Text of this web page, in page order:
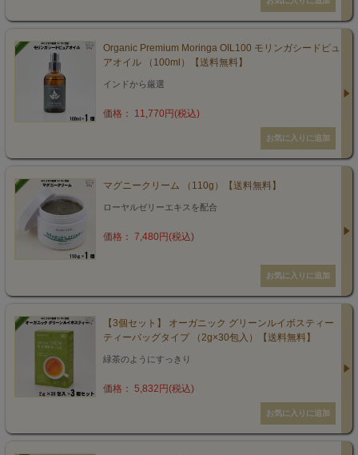
Organic Premium Moringa OIL100 モリンガシードピュ
アオイル （100ml）【送料無料】
インドから厳選
価格： 11,770円(税込)
マグニークリーム （110g）【送料無料】
ローヤルゼリーエキスを配合
価格： 7,480円(税込)
【3個セット】 オーガニック グリーンルイボスティー
ティーバッグタイプ （2g×30包入）【送料無料】
緑茶のようにすっきり
価格： 5,832円(税込)